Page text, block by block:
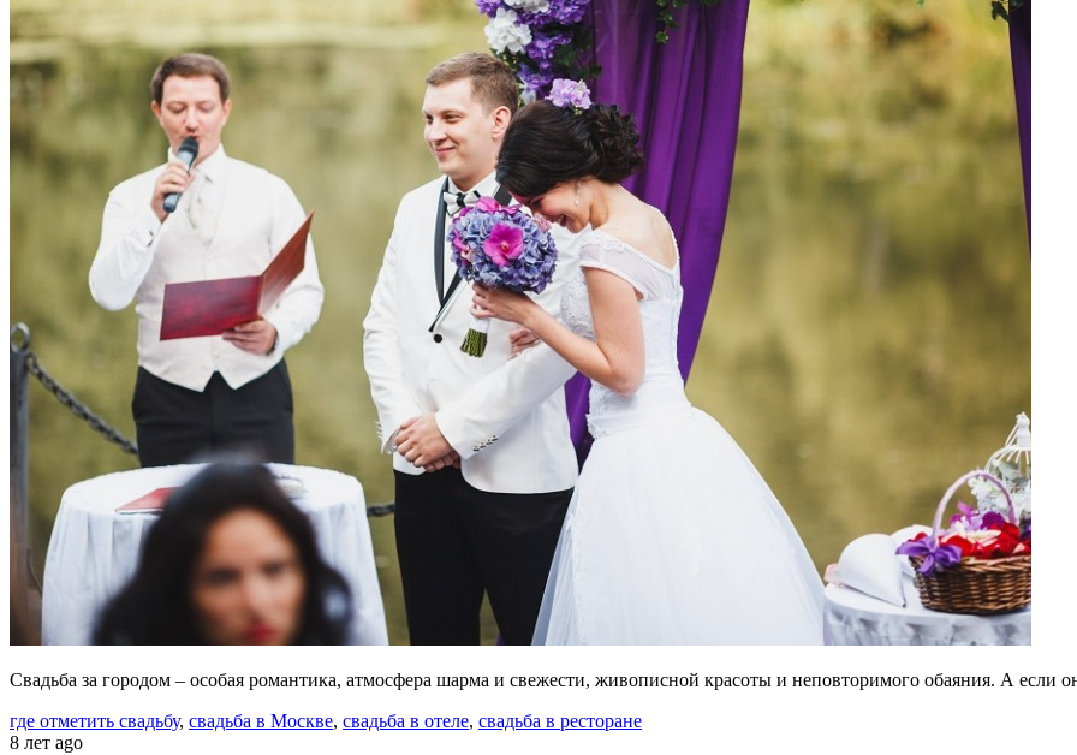
Свадьба за городом – особая романтика, атмосфера шарма и свежести, живописной красоты и неповторимого обаяния. А если
где отметить свадьбу, свадьба в Москве, свадьба в отеле, свадьба в ресторане
8 лет ago